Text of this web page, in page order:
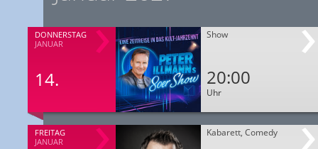
DONNERSTAG
JANUAR
14.
Show
20:00
Uhr
FREITAG
JANUAR
Kabarett, Comedy